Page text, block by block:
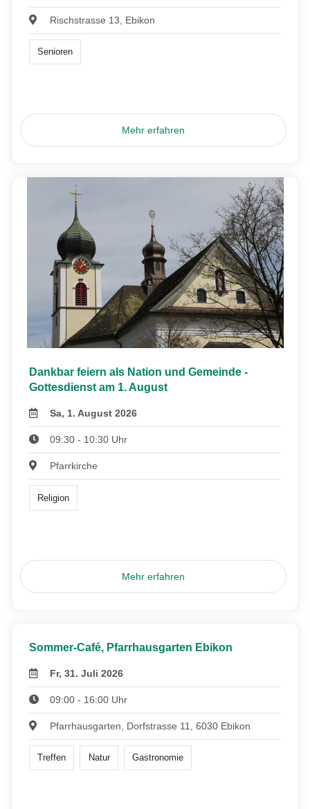
Rischstrasse 13, Ebikon
Senioren
Mehr erfahren
Dankbar feiern als Nation und Gemeinde -
Gottesdienst am 1. August
Sa, 1. August 2026
09:30 - 10:30 Uhr
Pfarrkirche
Religion
Mehr erfahren
Sommer-Café, Pfarrhausgarten Ebikon
Fr, 31. Juli 2026
09:00 - 16:00 Uhr
Pfarrhausgarten, Dorfstrasse 11, 6030 Ebikon
Treffen Natur Gastronomie